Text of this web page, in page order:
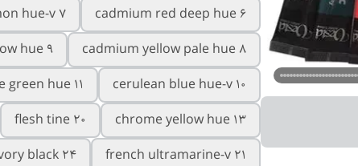
cadmium red deep hue 6
hue-v 7
cadmium yellow pale hue 8
hue 9
cerulean blue hue-v 10
green hue 11
chrome yellow hue 13
flesh tine 20
french ultramarine-v 21
black 24